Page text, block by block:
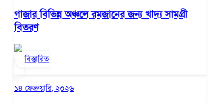
গাজার বিভিন্ন অঞ্চলে রমজানের জন্য খাদ্য সামগ্রী
বিতরণ
বিস্তারিত
১৪ ফেব্রুয়ারি, ২০২৬